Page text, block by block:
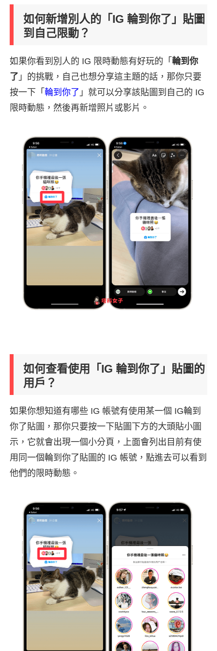
如何新增別人的「IG 輪到你了」貼圖
到自己限動？
如果你看到別人的 IG 限時動態有好玩的「 輪到你
了 」的挑戰，自己也想分享這主題的話，那你只要
按一下「 輪到你了 」就可以分享該貼圖到自己的 IG
限時動態，然後再新增照片或影片。
如何查看使用「IG 輪到你了」貼圖的
用戶？
如果你想知道有哪些 IG 帳號有使用某一個 IG輪到
你了貼圖，那你只要按一下貼圖下方的大頭貼小圖
示，它就會出現一個小分頁，上面會列出目前有使
用同一個輪到你了貼圖的 IG 帳號，點進去可以看到
他們的限時動態。